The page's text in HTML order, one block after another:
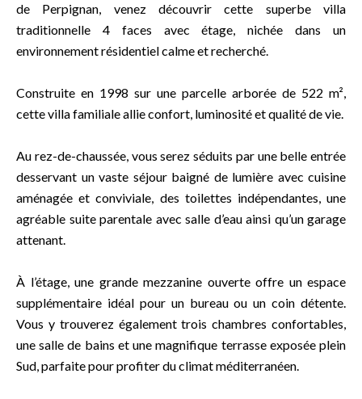
de Perpignan, venez découvrir cette superbe villa
traditionnelle 4 faces avec étage, nichée dans un
environnement résidentiel calme et recherché.
Construite en 1998 sur une parcelle arborée de 522 m²,
cette villa familiale allie confort, luminosité et qualité de vie.
Au rez-de-chaussée, vous serez séduits par une belle entrée
desservant un vaste séjour baigné de lumière avec cuisine
aménagée et conviviale, des toilettes indépendantes, une
agréable suite parentale avec salle d’eau ainsi qu’un garage
attenant.
À l’étage, une grande mezzanine ouverte offre un espace
supplémentaire idéal pour un bureau ou un coin détente.
Vous y trouverez également trois chambres confortables,
une salle de bains et une magnifique terrasse exposée plein
Sud, parfaite pour profiter du climat méditerranéen.